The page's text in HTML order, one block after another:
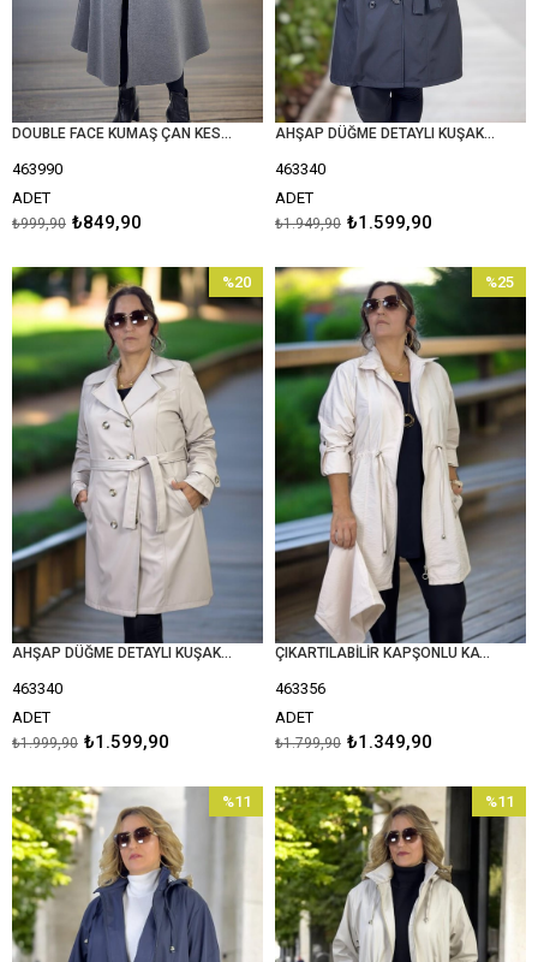
DOUBLE FACE KUMAŞ ÇAN KESİM CEPLİ BÜYÜK BEDEN KAP CEKET
463990
ADET
₺849,90
₺999,90
AHŞAP DÜĞME DETAYLI KUŞAKLI KRUVAZE KAPAMA ARA BOY BÜYÜK BEDEN KADIN TRENÇKOT
463340
ADET
₺1.599,90
₺1.949,90
AHŞAP DÜĞME DETAYLI KUŞAKLI KRUVAZE KAPAMA ARA BOY BÜYÜK BEDEN KADIN TRENÇKOT
463340
ADET
₺1.599,90
₺1.999,90
%20
İndirim
%20İndirim
ÇIKARTILABİLİR KAPŞONLU KATLANABİLİR KOL PARAŞÜT EKSTRA BÜYÜK BEDEN TRENÇKOT CEKET
463356
ADET
₺1.349,90
₺1.799,90
%25
%11
%11İndirim
%11
İndirim